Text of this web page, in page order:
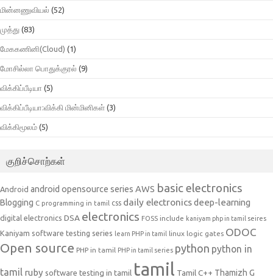
மின்னணுவியல் (52)
முத்து (83)
மேககணினி(Cloud) (1)
மோசில்லா பொதுக்குரல் (9)
விக்கிப்பீடியா (5)
விக்கிப்பீடியா:விக்கி மின்மினிகள் (3)
விக்கிமூலம் (5)
குறிச்சொற்கள்
Android android opensource series AWS basic electronics
Blogging C programming in tamil css daily electronicsdeep-learning
digital electronics DSA electronics FOSS include kaniyam php in tamil seires
Kaniyam software testing series learn PHP in tamil linux logic gates ODOC
Open source PHP in tamil PHP in tamil series python python in
tamil ruby software testing in tamil tamil Tamil C++ Thamizh G